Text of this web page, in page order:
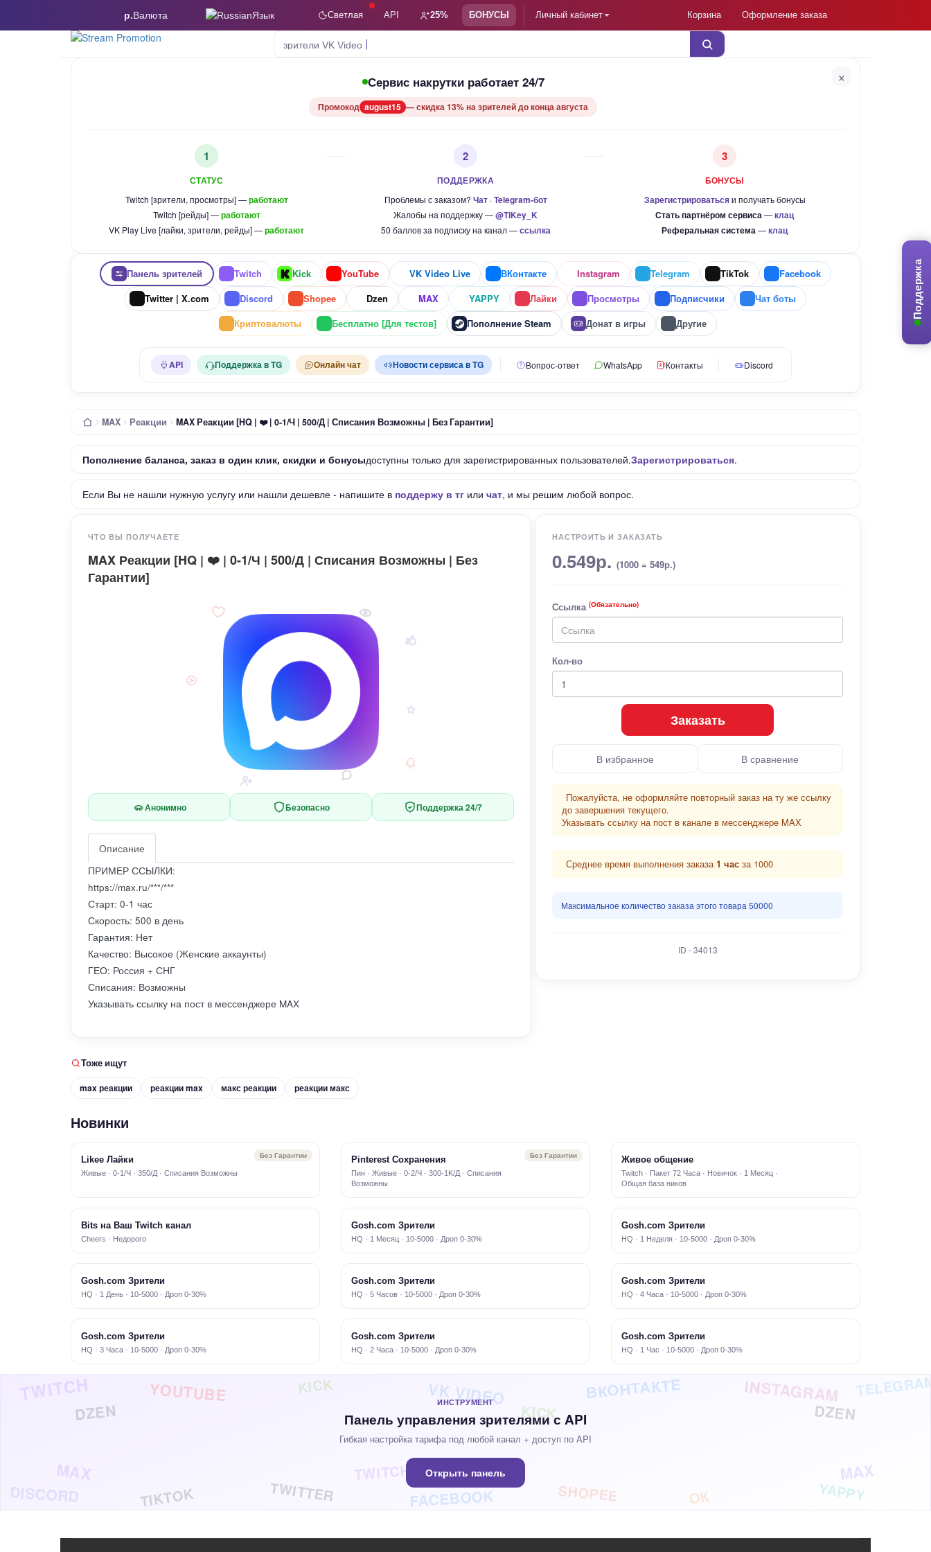
Поддержка
р.Валюта Язык Светлая API 25% БОНУСЫ Личный кабинет Корзина Оформление заказа
зрители VK Video Live
×
Сервис накрутки работает 24/7
Промокод august15 — скидка 13% на зрителей до конца августа
1
СТАТУС
Twitch [зрители, просмотры] —работают
Twitch [рейды] —работают
VK Play Live [лайки, зрители, рейды] —работают
2
ПОДДЕРЖКА
Проблемы с заказом? Чат·Telegram-бот
Жалобы на поддержку —@TiKey_K
50 баллов за подписку на канал —ссылка
3
БОНУСЫ
Зарегистрироватьсяи получать бонусы
Стать партнёром сервиса—клац
Реферальная система—клац
Панель зрителей Twitch Kick YouTube VK Video Live ВКонтакте Instagram Telegram TikTok
Facebook
Twitter | X.com
Discord Shopee Dzen MAX YAPPY Лайки Просмотры Подписчики
Чат боты
Криптовалюты
Бесплатно [Для тестов] Пополнение Steam Донат в игры Другие
API Поддержка в TG Онлайн чат Новости сервиса в TG Вопрос-ответ WhatsApp Контакты Discord
MAX Реакции MAX Реакции [HQ | ❤️ | 0-1/Ч | 500/Д | Списания Возможны | Без Гарантии]
Пополнение баланса, заказ в один клик, скидки и бонусыдоступны только для зарегистрированных пользователей.Зарегистрироваться.
Если Вы не нашли нужную услугу или нашли дешевле - напишите в поддержу в тг или чат, и мы решим любой вопрос.
ЧТО ВЫ ПОЛУЧАЕТЕ
MAX Реакции [HQ | ❤️ | 0-1/Ч | 500/Д | Списания Возможны | Без
Гарантии]
Анонимно Безопасно Поддержка 24/7
Описание
ПРИМЕР ССЫЛКИ:
https://max.ru/***/***
Старт: 0-1 час
Скорость: 500 в день
Гарантия: Нет
Качество: Высокое (Женские аккаунты)
ГЕО: Россия + СНГ
Списания: Возможны
Указывать ссылку на пост в мессенджере MAX
НАСТРОИТЬ И ЗАКАЗАТЬ
0.549р. (1000 = 549р.)
Ссылка (Обязательно)
Кол-во
Заказать
В избранное В сравнение
Пожалуйста, не оформляйте повторный заказ на ту же ссылку
до завершения текущего.
Указывать ссылку на пост в канале в мессенджере MAX
Среднее время выполнения заказа1 час за 1000
Максимальное количество заказа этого товара 50000
ID - 34013
Тоже ищут
max реакции
реакции max макс реакции реакции макс
Новинки
Без Гарантии
Likee Лайки
Живые · 0-1/Ч · 350/Д · Списания Возможны
Без Гарантии
Pinterest Сохранения
Пин · Живые · 0-2/Ч · 300-1K/Д · Списания
Возможны
Живое общение
Twitch · Пакет 72 Часа · Новичок · 1 Месяц ·
Общая база ников
Bits на Ваш Twitch канал
Cheers · Недорого
Gosh.com Зрители
HQ · 1 Месяц · 10-5000 · Дроп 0-30%
Gosh.com Зрители
HQ · 1 Неделя · 10-5000 · Дроп 0-30%
Gosh.com Зрители
HQ · 1 День · 10-5000 · Дроп 0-30%
Gosh.com Зрители
HQ · 5 Часов · 10-5000 · Дроп 0-30%
Gosh.com Зрители
HQ · 4 Часа · 10-5000 · Дроп 0-30%
Gosh.com Зрители
HQ · 3 Часа · 10-5000 · Дроп 0-30%
Gosh.com Зрители
HQ · 2 Часа · 10-5000 · Дроп 0-30%
Gosh.com Зрители
HQ · 1 Час · 10-5000 · Дроп 0-30%
TWITCH YOUTUBE KICK VK VIDEO ВКОНТАКТЕ INSTAGRAM
DISCORD TIKTOK TWITTER FACEBOOK SHOPEE ОК YAPPY
DZEN
MAX
DZEN
MAX
KICK
TWITCH
ИНСТРУМЕНТ
Панель управления зрителями с API
Гибкая настройка тарифа под любой канал + доступ по API
Открыть панель